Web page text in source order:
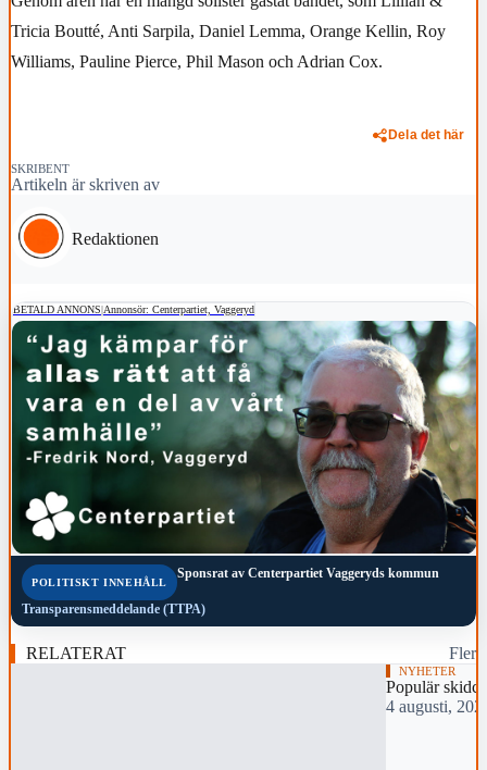
Tricia Boutté, Anti Sarpila, Daniel Lemma, Orange Kellin, Roy
Williams, Pauline Pierce, Phil Mason och Adrian Cox.
Dela det här
SKRIBENT
Artikeln är skriven av
Redaktionen
BETALD ANNONS|Annonsör: Centerpartiet, Vaggeryd
POLITISKT INNEHÅLL
Sponsrat av Centerpartiet Vaggeryds kommun
Transparensmeddelande (TTPA)
RELATERAT Fler
NYHETER
Populär
4 augusti,